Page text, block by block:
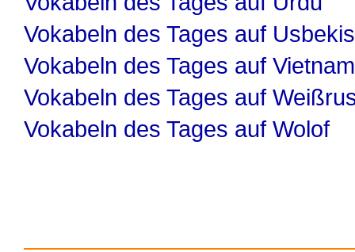
Vokabeln des Tages auf
Vokabeln des Tages auf
Vokabeln des Tages auf
Vokabeln des Tages auf Wolof